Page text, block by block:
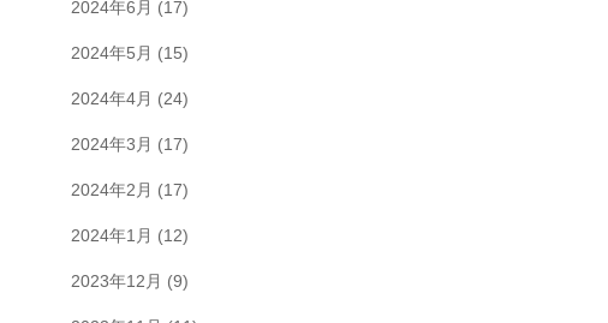
2024年6月 (17)
2024年5月 (15)
2024年4月 (24)
2024年3月 (17)
2024年2月 (17)
2024年1月 (12)
2023年12月 (9)